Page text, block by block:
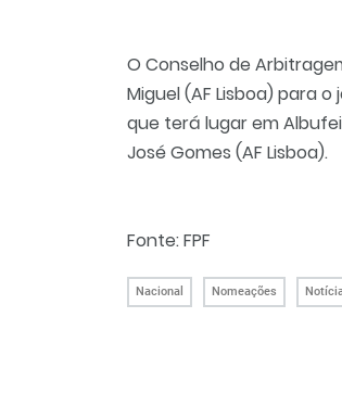
O Conselho de
Miguel (AF Lisboa) para
que terá lugar em
José Gomes (AF Lisboa).
Fonte:FPF
Nacional Nomeações